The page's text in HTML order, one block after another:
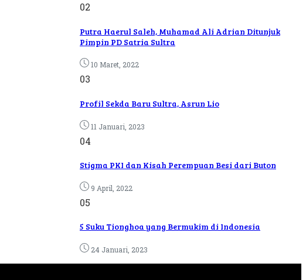
02
Putra Haerul Saleh, Muhamad Ali Adrian Ditunjuk
Pimpin PD Satria Sultra
10 Maret, 2022
03
Profil Sekda Baru Sultra, Asrun Lio
11 Januari, 2023
04
Stigma PKI dan Kisah Perempuan Besi dari Buton
9 April, 2022
05
5 Suku Tionghoa yang Bermukim di Indonesia
24 Januari, 2023